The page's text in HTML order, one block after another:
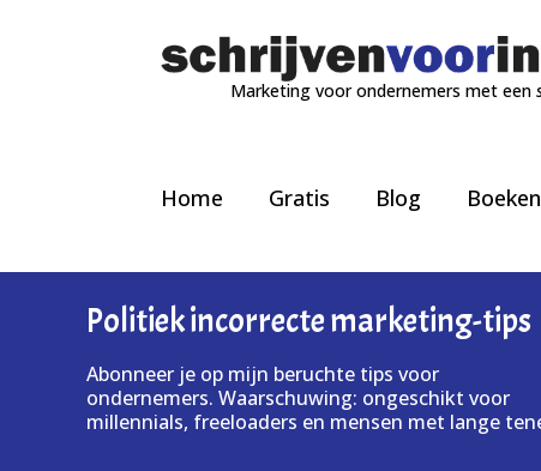
Marketing voor ondernemers met een
Home Gratis Blog Boeken
Politiek incorrecte marketing-tips
Abonneer je op mijn beruchte tips voor
ondernemers. Waarschuwing: ongeschikt voor
millennials, freeloaders en mensen met lange